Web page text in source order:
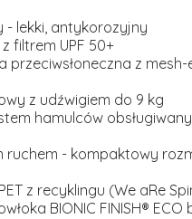
- lekki, antykorozyjny
filtrem UPF 50+
przeciwsłoneczna z mesh-
z udźwigiem do 9 kg
hamulców
ruchem - kompaktowy
z recyklingu (We aRe
BIONIC FINISH® ECO